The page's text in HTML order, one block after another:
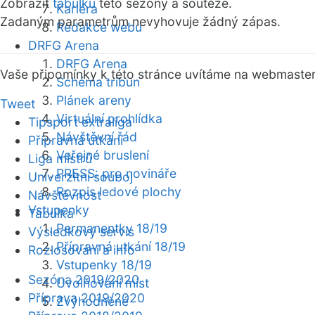
Kariéra
Redakce webu
DRFG Arena
DRFG Arena
Schéma tribun
Plánek areny
Virtuální prohlídka
Návštěvní řád
Veřejné bruslení
PRESS: pro novináře
Rozpis ledové plochy
Vstupenky
Permanentky 18/19
Přípravná utkání 18/19
Vstupenky 18/19
Uvolňování míst
Zvýhodněné
Zobrazit tabulku této sezóny a soutěže.
Zadaným parametrům nevyhovuje žádný zápas.
Vaše připomínky k této stránce uvítáme na webmaster
Tweet
Tipsport extraliga
Přípravná utkání
Liga mistrů
Univerzitní souboj
Návštěvnost
Tabulka
Výsledkový servis
Rozlosování a info
Sezóna 2019/2020
Příprava 2019/2020